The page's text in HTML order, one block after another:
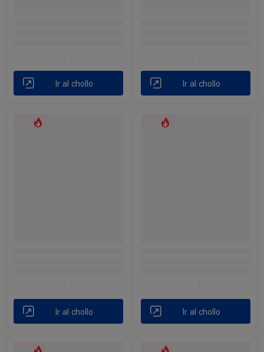
Ir al chollo Ir al chollo
Ir al chollo Ir al chollo